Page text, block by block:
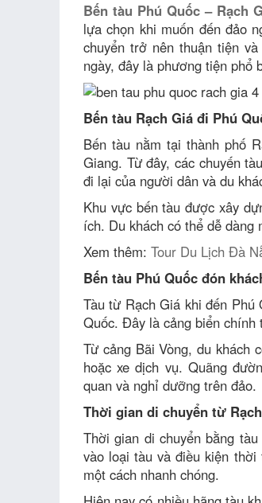
Bến tàu Phú Quốc – Rạch
lựa chọn khi muốn đến đảo
chuyển trở nên thuận tiện
ngày, đây là phương tiện phổ
Bến tàu Rạch Giá đi Phú
Bến tàu nằm tại thành phố
Giang. Từ đây, các chuyến
đi lại của người dân và du
Khu vực bến tàu được xây
ích. Du khách có thể dễ
Xem thêm: Tour Du Lịch Đà
Bến tàu Phú Quốc đón
Tàu từ Rạch Giá khi đến Phú
Quốc. Đây là cảng biển chính
Từ cảng Bãi Vòng, du khách
hoặc xe dịch vụ. Quãng
quan và nghỉ dưỡng trên đảo.
Thời gian di chuyển từ
Thời gian di chuyển bằng
vào loại tàu và điều kiện
một cách nhanh chóng.